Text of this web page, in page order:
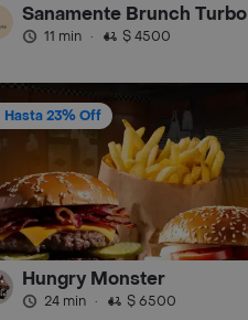
Sanamente Brunch Turbo
11 min · $ 4500
Hasta 23% Off
Hungry Monster
24 min · $ 6500